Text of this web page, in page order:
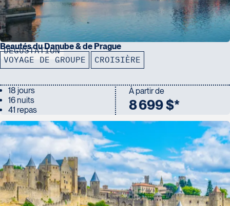
DÉGUSTATION
Beautés du Danube & de Prague
VOYAGE DE GROUPE CROISIÈRE
18 jours
16 nuits
41 repas
À partir de
8 699 $*